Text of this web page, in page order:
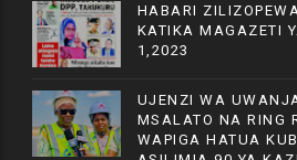
HABARI
KATIKA MAGAZETI
1,2023
UJENZI WA
MSALATO NA RING
WAPIGA HATUA